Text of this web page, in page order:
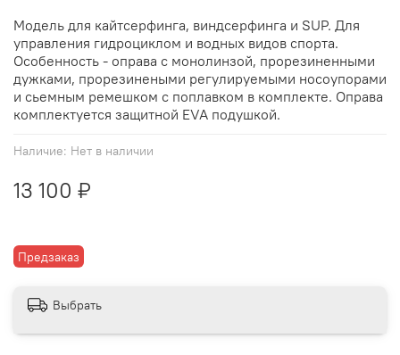
Наличие: Нет в наличии
Предзаказ
13 100 ₽
Модель для кайтсерфинга, виндсерфинга и SUP. Для
управления гидроциклом и водных видов спорта.
Особенность - оправа с монолинзой, прорезиненными
дужками, прорезинеными регулируемыми носоупорами
и сьемным ремешком с поплавком в комплекте. Оправа
комплектуется защитной EVA подушкой.
Выбрать